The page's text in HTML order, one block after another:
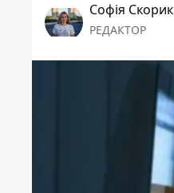
Софія Скорик
РЕДАКТОР